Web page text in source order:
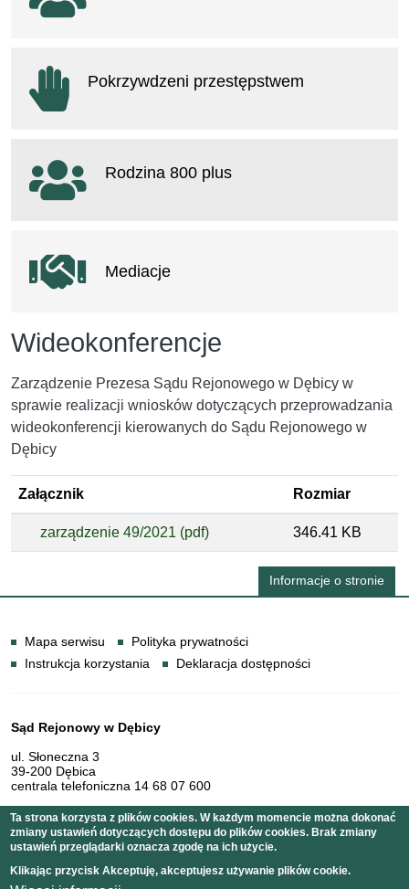
Wideokonferencje
Zarządzenie Prezesa Sądu Rejonowego w Dębicy w
sprawie realizacji wniosków dotyczących przeprowadzania
wideokonferencji kierowanych do Sądu Rejonowego w
Dębicy
Załącznik Rozmiar
zarządzenie 49/2021 (pdf) 346.41 KB
Pokrzywdzeni przestępstwem
Rodzina 800 plus
Mediacje
Informacje o stronie
Mapa serwisu
Polityka prywatności
Instrukcja korzystania
Deklaracja dostępności
Dane teleadresowe
Sąd Rejonowy w Dębicy
ul. Słoneczna 3
39-200 Dębica
centrala telefoniczna 14 68 07 600
Serwis pełni funkcję strony Biuletynu Informacji Publicznej
Ta strona korzysta z plików cookies. W każdym momencie można dokonać
zmiany ustawień dotyczących dostępu do plików cookies. Brak zmiany
ustawień przeglądarki oznacza zgodę na ich użycie.
Klikając przycisk Akceptuję, akceptujesz używanie plików cookie.